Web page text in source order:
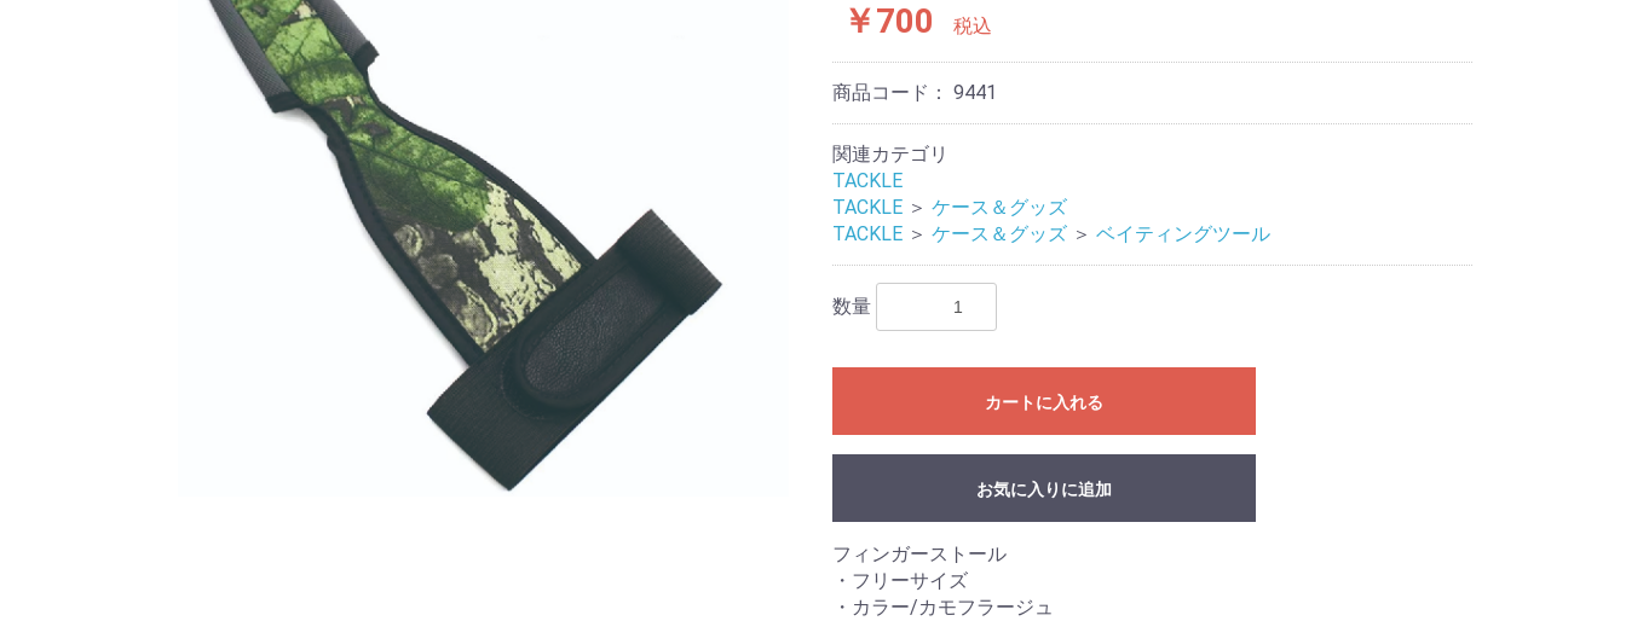
￥700 税込
商品コード： 9441
関連カテゴリ
TACKLE
TACKLE ＞ ケース＆グッズ
TACKLE ＞ ケース＆グッズ ＞ ベイティングツール
数量
カートに入れる
お気に入りに追加
フィンガーストール
・フリーサイズ
・カラー/カモフラージュ